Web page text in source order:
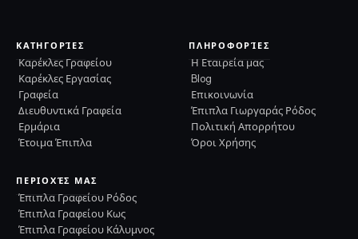
ΚΑΤΗΓΟΡΊΕΣ
Καρέκλες Γραφείου
Καρέκλες Εργασίας
Γραφεία
Διευθυντικά Γραφεία
Ερμάρια
Έτοιμα Έπιπλα
ΠΛΗΡΟΦΟΡΊΕΣ
Η Εταιρεία μας
Blog
Επικοινωνία
Έπιπλα Γιωργαράς Ρόδος
Πολιτική Απορρήτου
Όροι Χρήσης
ΠΕΡΙΟΧΈΣ ΜΑΣ
Έπιπλα Γραφείου Ρόδος
Έπιπλα Γραφείου Κως
Έπιπλα Γραφείου Κάλυμνος